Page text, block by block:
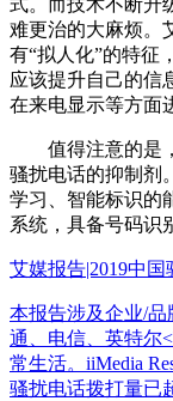
式。而技术不断升
难更治的大麻烦。
有“拟人化”的特征
应该提升自己的信
在来电显示等方面
值得注意的是，
骚扰电话的抑制剂
学习、智能标识的
系统，具备号码识
艾媒报告|2019中
本报告涉及企业/品
通、电信、英特尔
常生活。iiMedia
骚扰电话拨打量已